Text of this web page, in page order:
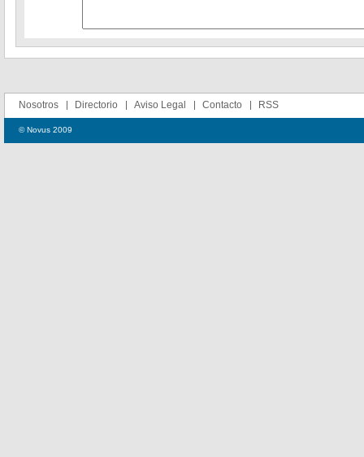
Nosotros Directorio Aviso Legal Contacto RSS
© Novus 2009